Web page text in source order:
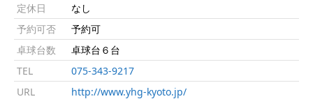
定休日
なし
予約可否
予約可
卓球台数
卓球台６台
TEL
075-343-9217
URL
http://www.yhg-kyoto.jp/